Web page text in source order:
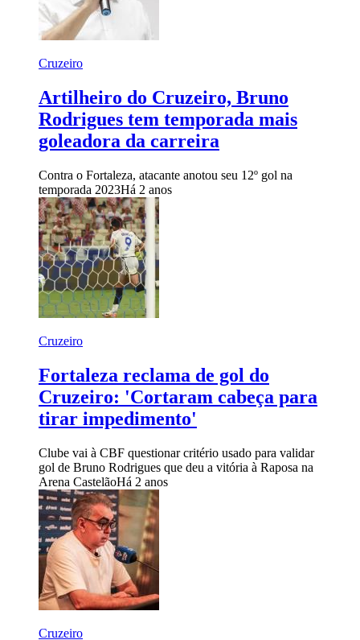
Cruzeiro
Artilheiro do Cruzeiro, Bruno
Rodrigues tem temporada mais
goleadora da carreira
Contra o Fortaleza, atacante anotou seu 12º gol na
temporada 2023Há 2 anos
Cruzeiro
Fortaleza reclama de gol do
Cruzeiro: 'Cortaram cabeça para
tirar impedimento'
Clube vai à CBF questionar critério usado para validar
gol de Bruno Rodrigues que deu a vitória à Raposa na
Arena CastelãoHá 2 anos
Cruzeiro